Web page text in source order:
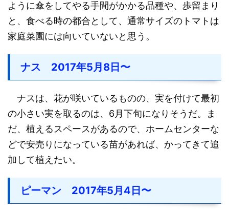
ように傘をしてやる手間がかかる品種や、歩留まり
と、食べる時の都合として、通常サイズのトマトは
家庭菜園には向いていないと思う。
ナス 2017年5月8日〜
ナスは、花が咲いているものの、実を付けて最初
の小さい実を取るのは、6月下旬になりそうだ。ま
だ、植えるスペースがあるので、ホームセンターな
どで安売りになっている苗があれば、かってきて追
加して植えたい。
ピーマン 2017年5月4日〜